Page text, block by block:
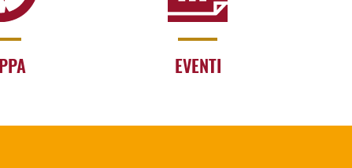
EVENTI